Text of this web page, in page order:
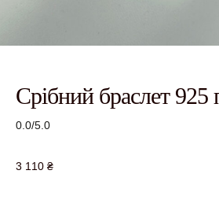
Срібний браслет 925
0.0/5.0
3 110 ₴